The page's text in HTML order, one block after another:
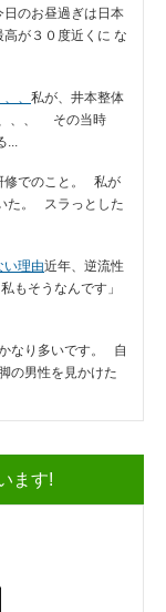
日のお昼過ぎは日本
が３０度近くに な
、 私が、井本整体
、、、 その当時
修でのこと。 私が
た。 スラっとした
い理由近年、逆流性
もそうなんです」
なり多いです。 自
男性を見かけた
ます!